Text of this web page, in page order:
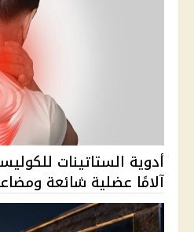
أدوية الستاتينات
آلامًا عضلية شائعة